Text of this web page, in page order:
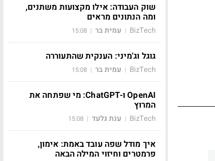
שוק העבודה: אילו מקצועות משתנים,
ומה הנתונים מראים
BizTech
| עמית בר |
15:08
גוגל וג'מיני: הענקית שהתעוררה
BizTech
| עמית בר |
15:08
OpenAI ו-ChatGPT: מי שפתחה את
המרוץ
BizTech
| ענת גלעד |
15:08
איך מודל שפה עובד באמת: אימון,
פרמטרים וחיזוי המילה הבאה